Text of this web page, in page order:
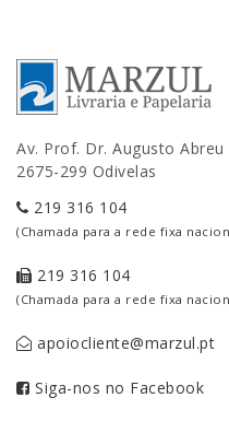
Av. Prof. Dr. Augusto Abreu
2675-299 Odivelas
219 316 104
(Chamada para a rede fixa
219 316 104
(Chamada para a rede fixa
apoiocliente@marzul.pt
Siga-nos no Facebook